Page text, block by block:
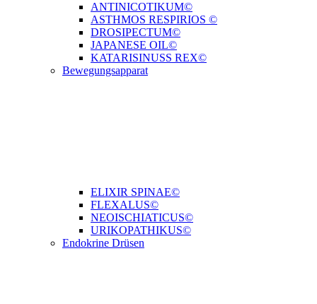
ANTINICOTIKUM©
ASTHMOS RESPIRIOS ©
DROSIPECTUM©
JAPANESE OIL©
KATARISINUSS REX©
Bewegungsapparat
ELIXIR SPINAE©
FLEXALUS©
NEOISCHIATICUS©
URIKOPATHIKUS©
Endokrine Drüsen